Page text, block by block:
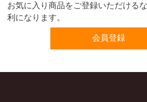
お気に入り商品をご登録いただける
利になります。
会員登録